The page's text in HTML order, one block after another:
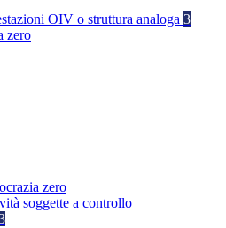
OIV o struttura analoga 3
zero
zero
soggette a controllo